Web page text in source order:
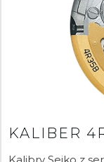
detaliczną
własną
nazwał
oznacza
"sha" oznacza
uniezależnienie
komponentów i
ciągu ponad 100
KALIBER